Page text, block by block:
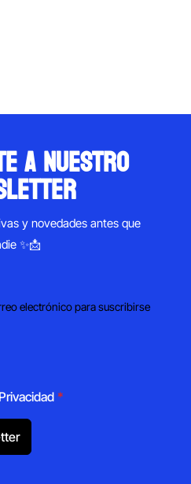
a nuestro
y novedades antes que
✨📩
electrónico para suscribirse
*